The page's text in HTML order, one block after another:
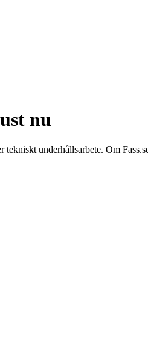
nu
underhållsarbete. Om